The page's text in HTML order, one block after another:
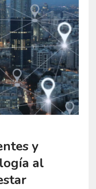
y
al